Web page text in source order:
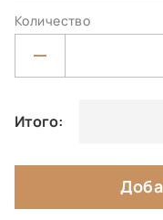
Количество
Итого: